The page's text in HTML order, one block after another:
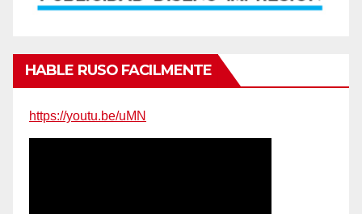
HABLE RUSO FACILMENTE
https://youtu.be/uMN